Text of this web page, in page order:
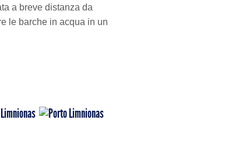
a breve distanza da
le barche in acqua in un